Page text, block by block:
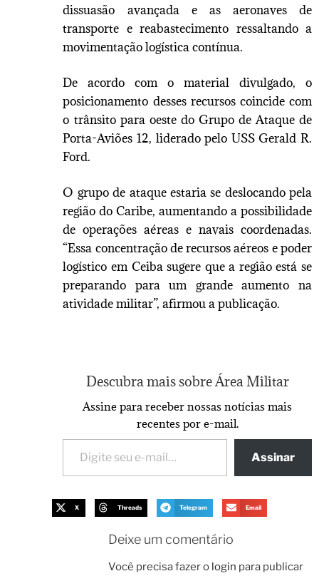
dissuasão avançada e as aeronaves de
transporte e reabastecimento ressaltando a
movimentação logística contínua.
De acordo com o material divulgado, o
posicionamento desses recursos coincide com
o trânsito para oeste do Grupo de Ataque de
Porta-Aviões 12, liderado pelo USS Gerald R.
Ford.
O grupo de ataque estaria se deslocando pela
região do Caribe, aumentando a possibilidade
de operações aéreas e navais coordenadas.
“Essa concentração de recursos aéreos e poder
logístico em Ceiba sugere que a região está se
preparando para um grande aumento na
atividade militar”, afirmou a publicação.
Descubra mais sobre Área Militar
Assine para receber nossas notícias mais
recentes por e-mail.
Assinar
X Threads Telegram Email
Deixe um comentário
Você precisa fazer o login para publicar